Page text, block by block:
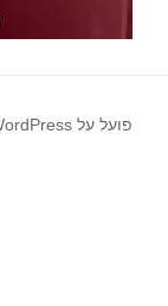
פועל על WordPress